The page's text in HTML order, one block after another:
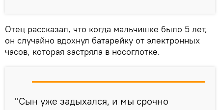
Отец рассказал, что когда мальчишке было 5 лет,
он случайно вдохнул батарейку от электронных
часов, которая застряла в носоглотке.
"Сын уже задыхался, и мы срочно